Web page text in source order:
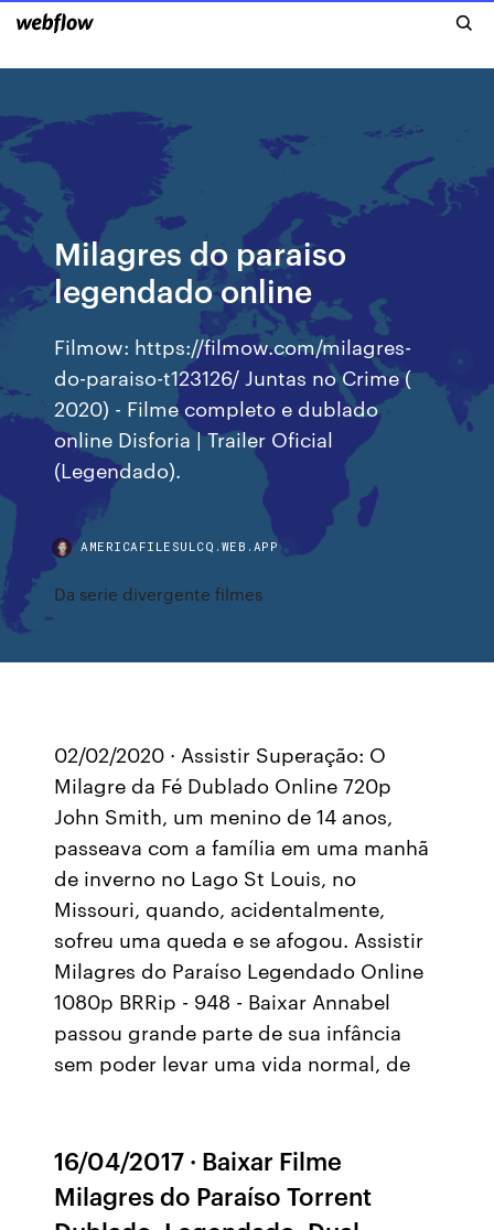
Milagres do paraiso
legendado online
Filmow: https://filmow.com/milagres-
do-paraiso-t123126/ Juntas no Crime (
2020) - Filme completo e dublado
online Disforia | Trailer Oficial
(Legendado).
AMERICAFILESULCQ.WEB.APP
Da serie divergente filmes
02/02/2020 · Assistir Superação: O
Milagre da Fé Dublado Online 720p
John Smith, um menino de 14 anos,
passeava com a família em uma manhã
de inverno no Lago St Louis, no
Missouri, quando, acidentalmente,
sofreu uma queda e se afogou. Assistir
Milagres do Paraíso Legendado Online
1080p BRRip - 948 - Baixar Annabel
passou grande parte de sua infância
sem poder levar uma vida normal, de
16/04/2017 · Baixar Filme
Milagres do Paraíso Torrent